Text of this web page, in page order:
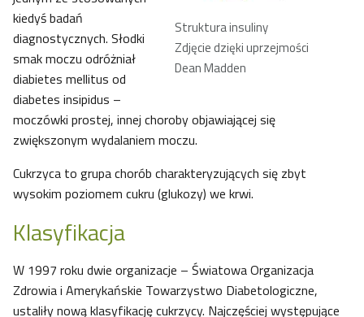
Struktura insuliny
Zdjęcie dzięki uprzejmości
Dean Madden
kiedyś badań
diagnostycznych. Słodki
smak moczu odróżniał
diabietes mellitus od
diabetes insipidus –
moczówki prostej, innej choroby objawiającej się
zwiększonym wydalaniem moczu.
Cukrzyca to grupa chorób charakteryzujących się zbyt
wysokim poziomem cukru (glukozy) we krwi.
Klasyfikacja
W 1997 roku dwie organizacje – Światowa Organizacja
Zdrowia i Amerykańskie Towarzystwo Diabetologiczne,
ustaliły nową klasyfikację cukrzycy. Najczęściej występujące